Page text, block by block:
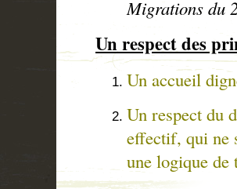
Migrations du
Un respect des
Un accueil
Un respect du
effectif, qui ne
une logique de